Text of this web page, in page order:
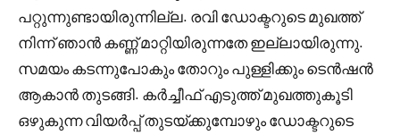
പറ്റുന്നുണ്ടായിരുന്നില്ല. രവി ഡോക്ടറുടെ മുഖത്ത്
നിന്ന് ഞാൻ കണ്ണ് മാറ്റിയിരുന്നതേ ഇല്ലായിരുന്നു.
സമയം കടന്നുപോകും തോറും പുള്ളിക്കും ടെൻഷൻ
ആകാൻ തുടങ്ങി. കർച്ചീഫ് എടുത്ത് മുഖത്തുകൂടി
ഒഴുകുന്ന വിയർപ്പ് തുടയ്ക്കുമ്പോഴും ഡോക്ടറുടെ